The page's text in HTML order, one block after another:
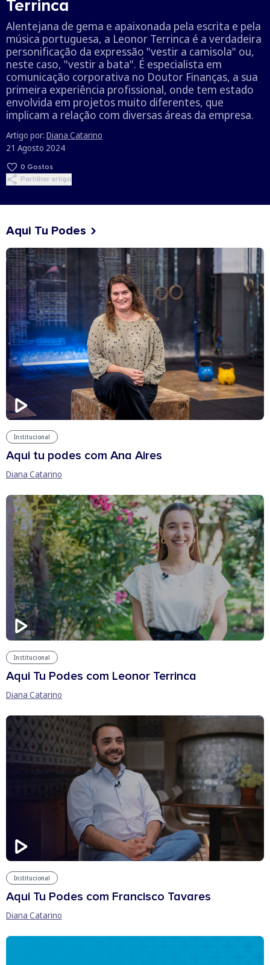
Terrinca
Alentejana de gema e apaixonada pela escrita e pela
música portuguesa, a Leonor Terrinca é a verdadeira
personificação da expressão "vestir a camisola" ou,
neste caso, "vestir a bata". É especialista em
comunicação corporativa no Doutor Finanças, a sua
primeira experiência profissional, onde tem estado
envolvida em projetos muito diferentes, que
implicam a relação com diversas áreas da empresa.
Artigo por: Diana Catarino
21 Agosto 2024
0 Gostos
Partilhar artigo
Aqui Tu Podes
Institucional
Aqui tu podes com Ana Aires
Diana Catarino
Institucional
Aqui Tu Podes com Leonor Terrinca
Diana Catarino
Institucional
Aqui Tu Podes com Francisco Tavares
Diana Catarino